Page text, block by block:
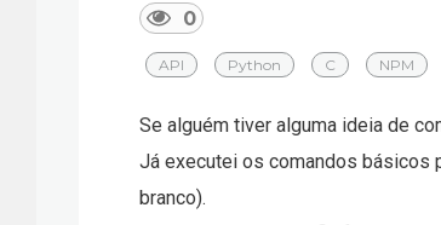
0
API Python C NPM
Se alguém tiver alguma ideia de
Já executei os comandos básicos
branco).